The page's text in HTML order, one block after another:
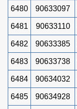
6480 90633097
6481 90633110
6482 90633385
6483 90633738
6484 90634032
6485 90634928